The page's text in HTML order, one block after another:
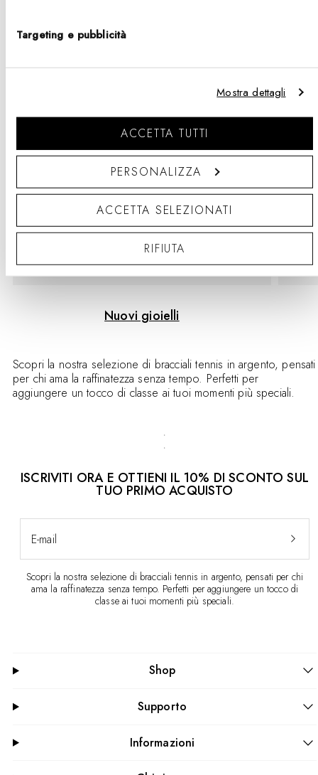
Targeting e pubblicità
Mostra dettagli
ACCETTA TUTTI
PERSONALIZZA
ACCETTA SELEZIONATI
RIFIUTA
Nuovi gioielli
verso
Scopri la nostra selezione di bracciali tennis in argento, pensati
per chi ama la raffinatezza senza tempo. Perfetti per
aggiungere un tocco di classe ai tuoi momenti più speciali.
ISCRIVITI ORA E OTTIENI IL 10% DI SCONTO SUL
TUO PRIMO ACQUISTO
E-mail
Scopri la nostra selezione di bracciali tennis in argento, pensati per chi
ama la raffinatezza senza tempo. Perfetti per aggiungere un tocco di
classe ai tuoi momenti più speciali.
Shop
Supporto
Informazioni